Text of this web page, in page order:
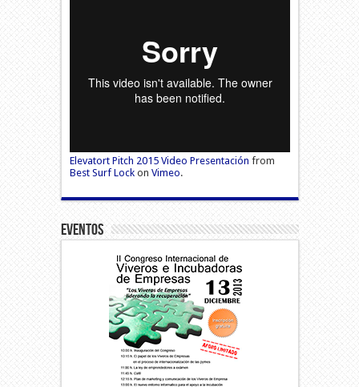
Elevatort Pitch 2015 Video Presentación from
Best Surf Lockon Vimeo.
Eventos